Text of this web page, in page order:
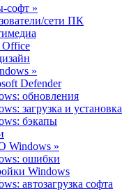
софт »
сети ПК
Office
»
Defender
обновления
загрузка и установка
бэкапы
Windows »
ошибки
Windows
автозагрузка софта